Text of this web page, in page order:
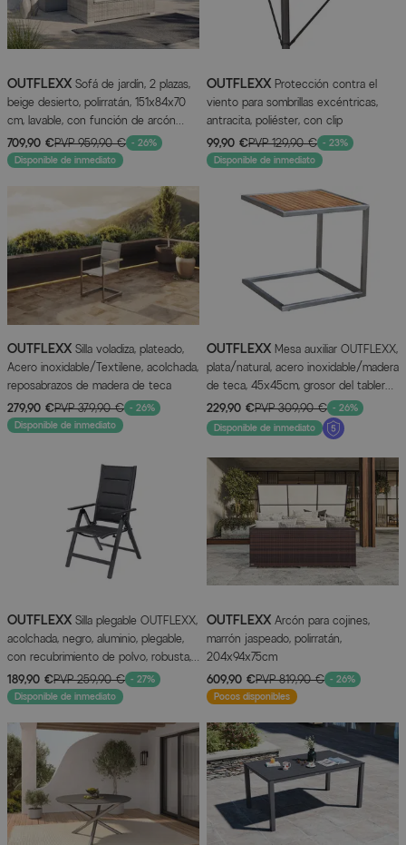
OUTFLEXX Sofá de jardín, 2 plazas,
beige desierto, polirratán, 151x84x70
cm, lavable, con función de arcón
para cojines
709,90 €PVP959,90 € - 26%
Disponible de inmediato
OUTFLEXX Protección contra el
viento para sombrillas excéntricas,
antracita, poliéster, con clip
99,90 €PVP129,90 € - 23%
Disponible de inmediato
OUTFLEXX Silla voladiza, plateado,
Acero inoxidable/Textilene, acolchada,
reposabrazos de madera de teca
279,90 €PVP379,90 € - 26%
Disponible de inmediato
OUTFLEXX Mesa auxiliar OUTFLEXX,
plata/natural, acero inoxidable/madera
de teca, 45x45cm, grosor del tablero
1,2cm, producto con certificación
FSC®
229,90 €PVP309,90 € - 26%
Disponible de inmediato
OUTFLEXX Silla plegable OUTFLEXX,
acolchada, negro, aluminio, plegable,
con recubrimiento de polvo, robusta,
fácil manejo
189,90 €PVP259,90 € - 27%
Disponible de inmediato
OUTFLEXX Arcón para cojines,
marrón jaspeado, polirratán,
204x94x75cm
609,90 €PVP819,90 € - 26%
Pocos disponibles